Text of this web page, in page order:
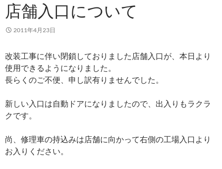
店舗入口について
2011年4月23日
改装工事に伴い閉鎖しておりました店舗入口が、本日より
使用できるようになりました。
長らくのご不便、申し訳有りませんでした。
新しい入口は自動ドアになりましたので、出入りもラクラ
クです。
尚、修理車の持込みは店舗に向かって右側の工場入口より
お入りください。